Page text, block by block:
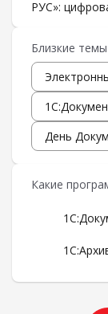
РУС»:
Близкие темы
День
Какие